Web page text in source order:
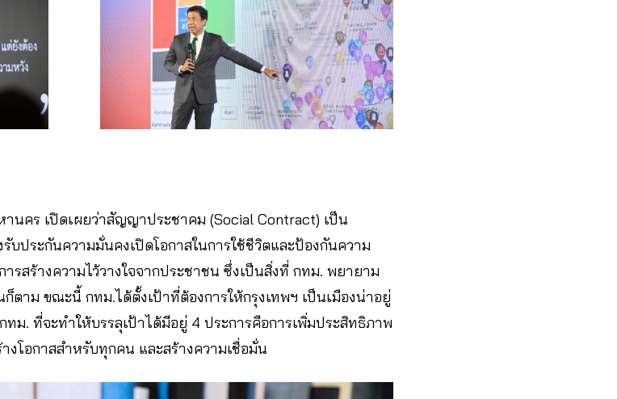
านคร เปิดเผยว่าสัญญาประชาคม (Social Contract) เป็น
บประกันความมั่นคงเปิดโอกาสในการใช้ชีวิตและป้องกันความ
รสร้างความไว้วางใจจากประชาชน ซึ่งเป็นสิ่งที่ กทม. พยายาม
าม ขณะนี้ กทม.ได้ตั้งเป้าที่ต้องการให้กรุงเทพฯ เป็นเมืองน่าอยู่
ม. ที่จะทำให้บรรลุเป้าได้มีอยู่ 4 ประการคือการเพิ่มประสิทธิภาพ
โอกาสสำหรับทุกคน และสร้างความเชื่อมั่น